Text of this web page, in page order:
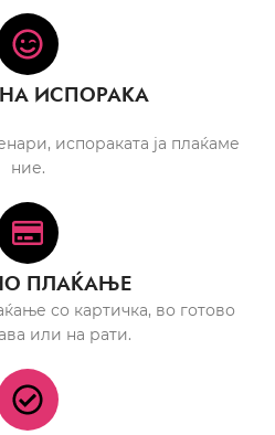
ИСПОРАКА
испораката ја плаќаме
ние.
ПЛАЌАЊЕ
со картичка, во готово
или на рати.